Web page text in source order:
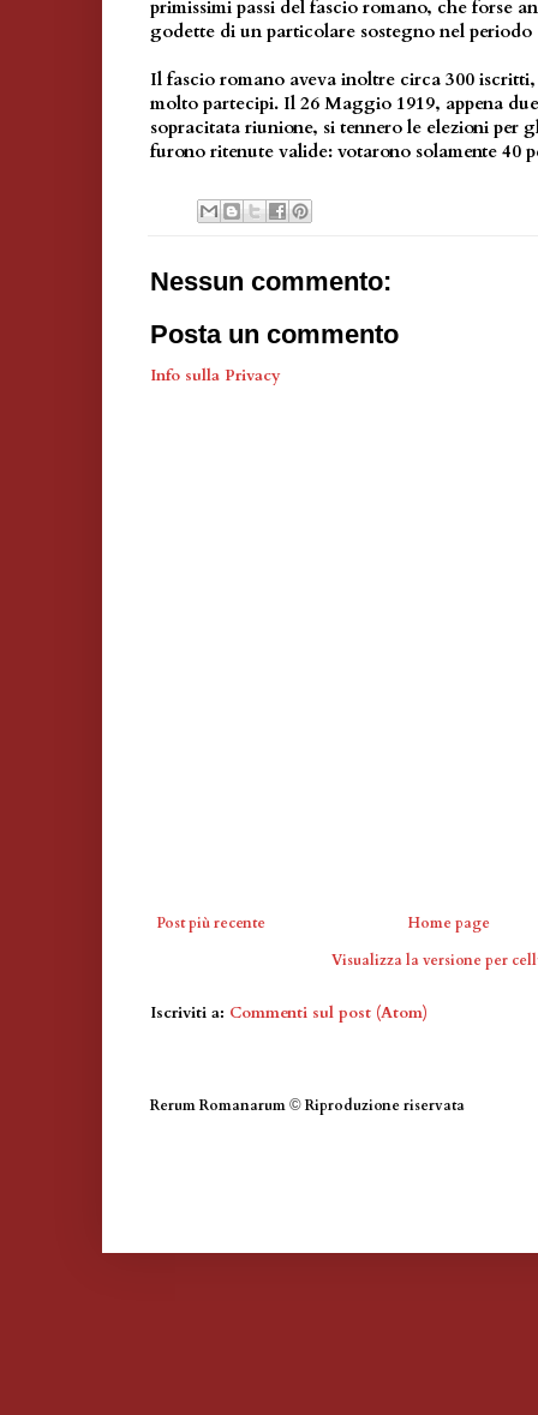
primissimi passi del fascio romano, che forse
godette di un particolare sostegno nel periodo
Il fascio romano aveva inoltre circa 300 iscritti,
molto partecipi. Il 26 Maggio 1919, appena
sopracitata riunione, si tennero le elezioni per
furono ritenute valide: votarono solamente 40
Nessun commento:
Posta un commento
Info sulla Privacy
Post più recente
Home page
Visualizza la versione per
Iscriviti a: Commenti sul post (Atom)
Rerum Romanarum © Riproduzione riservata